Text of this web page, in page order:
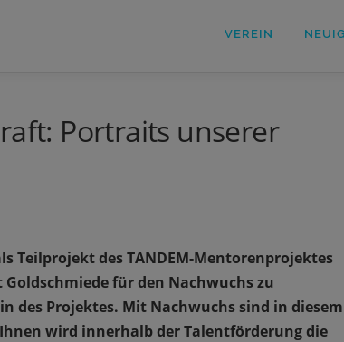
VEREIN
Portraits unserer
Teilprojekt des TANDEM-Mentorenprojektes
für den Nachwuchs zu
des Projektes. Mit Nachwuchs sind in diesem
wird innerhalb der Talentförderung die